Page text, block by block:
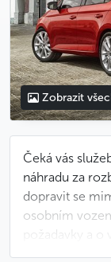
Zobrazit
Čeká vás
náhradu za
dopravit se
osobním
požadavky a
pro vás